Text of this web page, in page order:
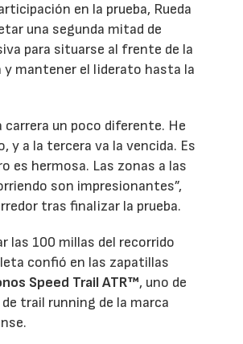
en la prueba, Rueda
una segunda mitad de
para situarse al frente de la
y mantener el liderato hasta la
carrera un poco diferente. He
y a la tercera va la vencida. Es
es hermosa. Las zonas a las
son impresionantes”,
tras finalizar la prueba.
las 100 millas del recorrido
confió en las zapatillas
Speed Trail ATR™, uno de
trail running de la marca